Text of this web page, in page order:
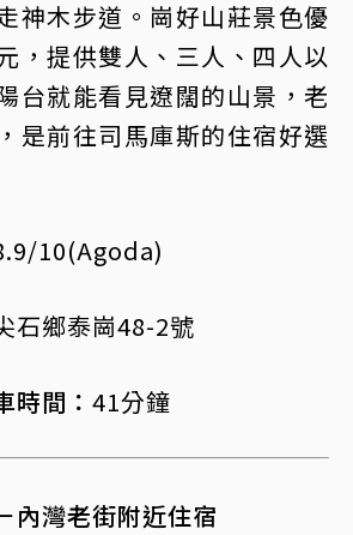
神木步道。崗好山莊景色優
，提供雙人、三人、四人以
台就能看見遼闊的山景，老
是前往司馬庫斯的住宿好選
10(Agoda)
石鄉泰崗48-2號
時間： 41分鐘
內灣老街附近住宿